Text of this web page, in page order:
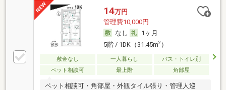
14万円
管理費10,000円
なし
1ヶ月
5階 / 1DK（31.45m2）
敷金なし 一人暮らし
バス・トイレ別
ペット相談可
最上階 角部屋
ペット相談可・角部屋・外観タイル張り・管理人巡